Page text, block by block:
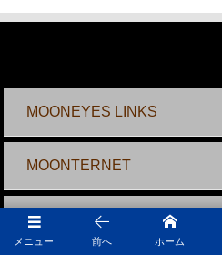
MOONEYES LINKS
MOONTERNET
MOONEYES SHOPS
メニュー 前へ ホーム